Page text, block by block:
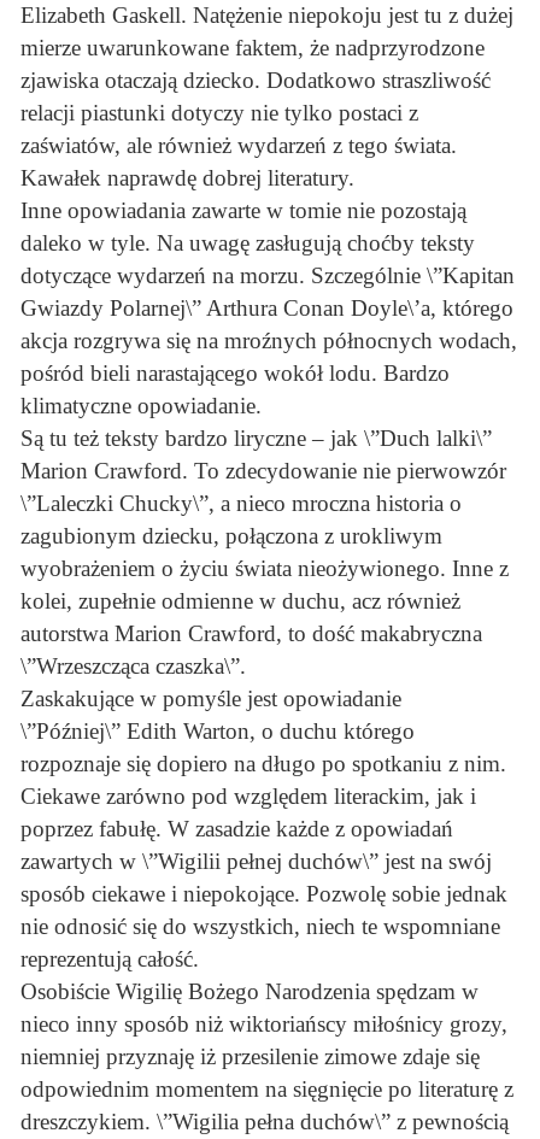
Elizabeth Gaskell. Natężenie niepokoju jest tu z dużej
mierze uwarunkowane faktem, że nadprzyrodzone
zjawiska otaczają dziecko. Dodatkowo straszliwość
relacji piastunki dotyczy nie tylko postaci z
zaświatów, ale również wydarzeń z tego świata.
Kawałek naprawdę dobrej literatury.
Inne opowiadania zawarte w tomie nie pozostają
daleko w tyle. Na uwagę zasługują choćby teksty
dotyczące wydarzeń na morzu. Szczególnie \”Kapitan
Gwiazdy Polarnej\” Arthura Conan Doyle\’a, którego
akcja rozgrywa się na mroźnych północnych wodach,
pośród bieli narastającego wokół lodu. Bardzo
klimatyczne opowiadanie.
Są tu też teksty bardzo liryczne – jak \”Duch lalki\”
Marion Crawford. To zdecydowanie nie pierwowzór
\”Laleczki Chucky\”, a nieco mroczna historia o
zagubionym dziecku, połączona z urokliwym
wyobrażeniem o życiu świata nieożywionego. Inne z
kolei, zupełnie odmienne w duchu, acz również
autorstwa Marion Crawford, to dość makabryczna
\”Wrzeszcząca czaszka\”.
Zaskakujące w pomyśle jest opowiadanie
\”Później\” Edith Warton, o duchu którego
rozpoznaje się dopiero na długo po spotkaniu z nim.
Ciekawe zarówno pod względem literackim, jak i
poprzez fabułę. W zasadzie każde z opowiadań
zawartych w \”Wigilii pełnej duchów\” jest na swój
sposób ciekawe i niepokojące. Pozwolę sobie jednak
nie odnosić się do wszystkich, niech te wspomniane
reprezentują całość.
Osobiście Wigilię Bożego Narodzenia spędzam w
nieco inny sposób niż wiktoriańscy miłośnicy grozy,
niemniej przyznaję iż przesilenie zimowe zdaje się
odpowiednim momentem na sięgnięcie po literaturę z
dreszczykiem. \”Wigilia pełna duchów\” z pewnością